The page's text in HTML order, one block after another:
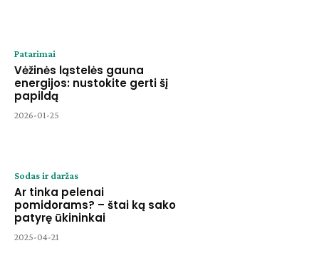
Patarimai
Vėžinės ląstelės gauna
energijos: nustokite gerti šį
papildą
2026-01-25
Sodas ir daržas
Ar tinka pelenai
pomidorams? – štai ką sako
patyrę ūkininkai
2025-04-21